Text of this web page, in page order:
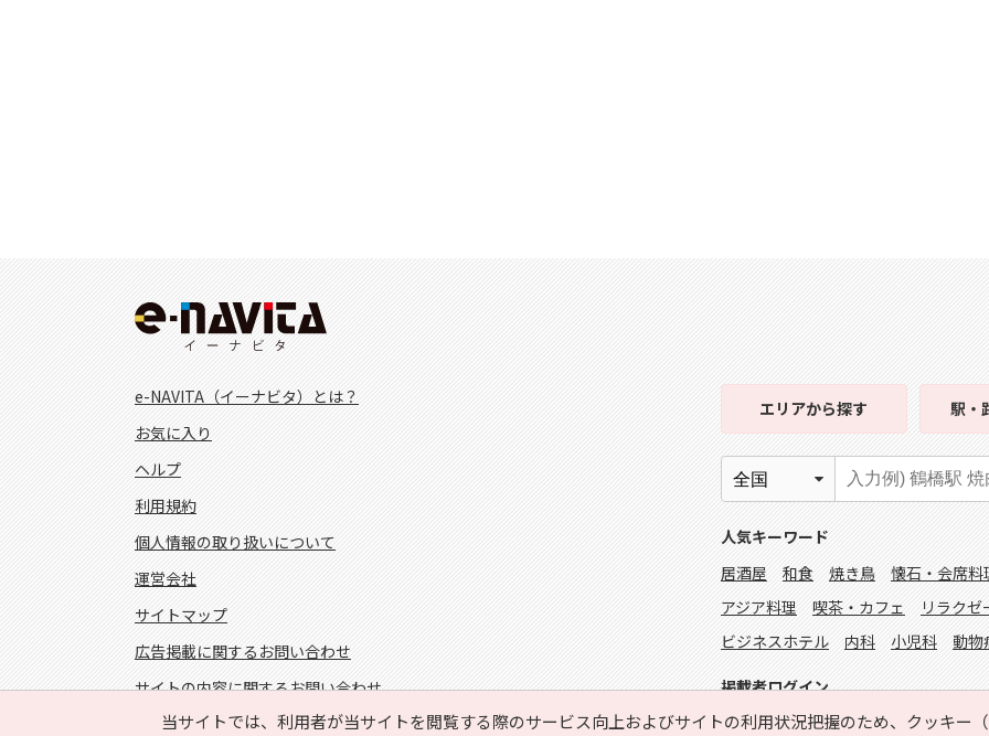
当サイトでは、利用者が当サイトを閲覧する際のサービス向上およびサイトの利用状況把握のため、クッキー
e-NAVITA（イーナビタ）とは？
お気に入り
ヘルプ
利用規約
個人情報の取り扱いについて
運営会社
サイトマップ
広告掲載に関するお問い合わせ
サイトの内容に関するお問い合わせ
エリアから探す 駅・
人気キーワード
居酒屋
和食 焼き鳥 懐石・会席料
アジア料理
喫茶・カフェ リラクゼ
ビジネスホテル
内科 小児科 動物
掲載者ログイン